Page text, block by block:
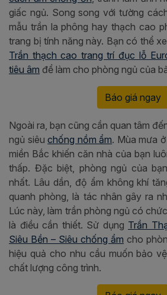
giấc ngủ. Song song với tường
mẫu trần la phông hay thạch cao
trang bị tính năng này. Bạn có thể
Trần thạch cao trang trí đục lỗ
tiêu âm để làm cho phòng ngủ của
Báo giá ngay
Ngoài ra, bạn cũng cần quan tâm
ngủ siêuchống nồm ẩm. Mùa mưa
miền Bắc khiến căn nhà của bạn
thấp. Đặc biệt, phòng ngủ của
nhất. Lâu dần, độ ẩm không khí
quanh phòng, là tác nhân gây ra
Lúc này, làm trần phòng ngủ có
là điều cần thiết. Sử dụng Trần
Siêu Bền – Siêu chống ẩm cho
hiệu quả cho nhu cầu muốn bảo
chất lượng công trình.